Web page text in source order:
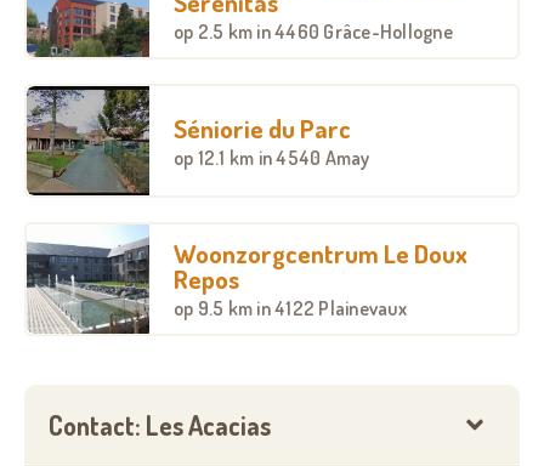
op 2.5 km in 4460 Grâce-Hollogne
Séniorie du Parc
op 12.1 km in 4540 Amay
Woonzorgcentrum Le Doux
Repos
op 9.5 km in 4122 Plainevaux
Contact: Les Acacias